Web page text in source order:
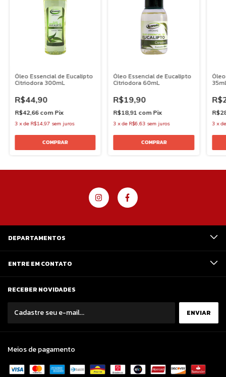
Óleo Essencial de Eucalipto
Citriodora 300mL
R$44,90
R$42,66 com Pix
3 xde R$14,97 sem juros
Óleo Essencial de Eucalipto
Citriodora 60mL
R$19,90
R$18,91 com Pix
3 xde R$6,63 sem juros 3 x
DEPARTAMENTOS
ENTRE EM CONTATO
RECEBER NOVIDADES
Meios de pagamento